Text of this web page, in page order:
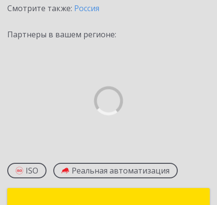
Смотрите также: Россия
Партнеры в вашем регионе:
ISO Реальная автоматизация